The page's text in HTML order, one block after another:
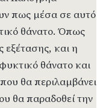
πως μέσα σε αυτό
θάνατο. Όπως
εξέτασης, και η
θάνατο και
θα περιλαμβάνει
θα παραδοθεί την